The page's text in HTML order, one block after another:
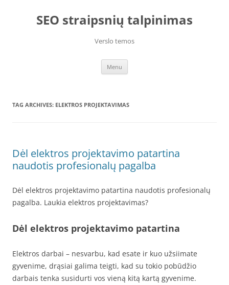
contentSEO straipsnių talpinimas
Verslo temos
Menu
TAG ARCHIVES: ELEKTROS PROJEKTAVIMAS
Dėl elektros projektavimo patartina
naudotis profesionalų pagalba
Dėl elektros projektavimo patartina naudotis profesionalų
pagalba. Laukia elektros projektavimas?
Dėl elektros projektavimo patartina
Elektros darbai – nesvarbu, kad esate ir kuo užsiimate
gyvenime, drąsiai galima teigti, kad su tokio pobūdžio
darbais tenka susidurti vos vieną kitą kartą gyvenime.